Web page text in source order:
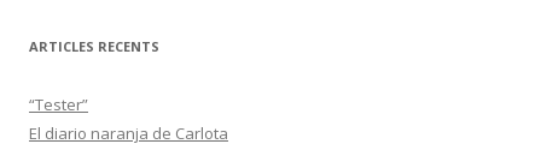
c
:
ARTICLES RECENTS
“Tester”
El diario naranja de Carlota